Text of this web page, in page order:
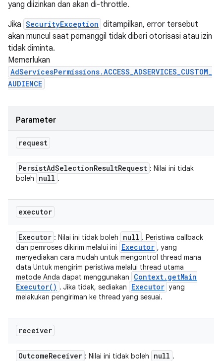
yang diizinkan dan akan di-throttle.
Jika SecurityException ditampilkan, error tersebut
akan muncul saat pemanggil tidak diberi otorisasi atau izin
tidak diminta.
Memerlukan
AdServicesPermissions.ACCESS_ADSERVICES_CUSTOM_
AUDIENCE
Parameter
request
PersistAdSelectionResultRequest : Nilai ini tidak
boleh
null .
executor
Executor : Nilai ini tidak boleh null . Peristiwa callback
dan pemroses dikirim melalui ini
Executor , yang
menyediakan cara mudah untuk mengontrol thread mana
data Untuk mengirim peristiwa melalui thread utama
metode Anda dapat menggunakan
Context. getMain
Executor( ) . Jika tidak, sediakan Executor yang
melakukan pengiriman ke thread yang sesuai.
receiver
OutcomeReceiver : Nilai ini tidak boleh null .